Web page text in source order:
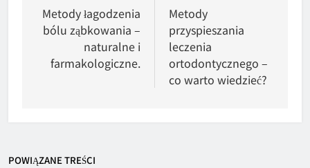
wpisu
Metody łagodzenia
bólu ząbkowania –
naturalne i
farmakologiczne.
Metody
przyspieszania
leczenia
ortodontycznego –
co warto wiedzieć?
POWIĄZANE TREŚCI